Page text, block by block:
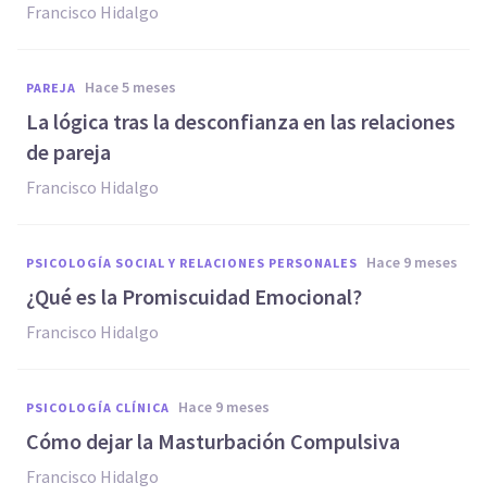
Francisco Hidalgo
PAREJA hace 5 meses
La lógica tras la desconfianza en las relaciones
de pareja
Francisco Hidalgo
PSICOLOGÍA SOCIAL Y RELACIONES PERSONALES hace 9 meses
¿Qué es la Promiscuidad Emocional?
Francisco Hidalgo
PSICOLOGÍA CLÍNICA hace 9 meses
Cómo dejar la Masturbación Compulsiva
Francisco Hidalgo